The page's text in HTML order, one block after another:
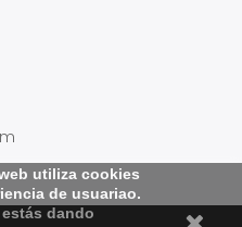
utiliza cookies
de usuariao.
dando